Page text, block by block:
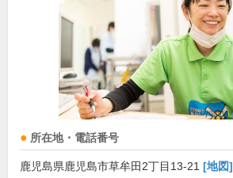
所在地・電話番号
鹿児島県鹿児島市草牟田2丁目13-21 [地図]